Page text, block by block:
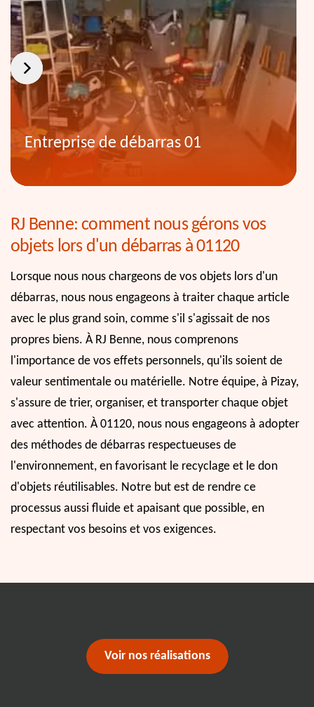
Entreprise de débarras 01
RJ Benne: comment nous gérons vos
objets lors d'un débarras à 01120
Lorsque nous nous chargeons de vos objets lors d'un
débarras, nous nous engageons à traiter chaque article
avec le plus grand soin, comme s'il s'agissait de nos
propres biens. À RJ Benne, nous comprenons
l'importance de vos effets personnels, qu'ils soient de
valeur sentimentale ou matérielle. Notre équipe, à Pizay,
s'assure de trier, organiser, et transporter chaque objet
avec attention. À 01120, nous nous engageons à adopter
des méthodes de débarras respectueuses de
l'environnement, en favorisant le recyclage et le don
d'objets réutilisables. Notre but est de rendre ce
processus aussi fluide et apaisant que possible, en
respectant vos besoins et vos exigences.
Voir nos réalisations